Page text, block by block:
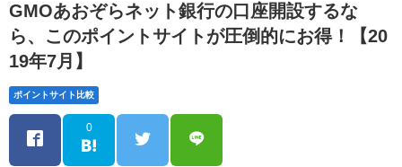
GMOあおぞらネット銀行の口座開設するな
ら、このポイントサイトが圧倒的にお得！【20
19年7月】
ポイントサイト比較
0